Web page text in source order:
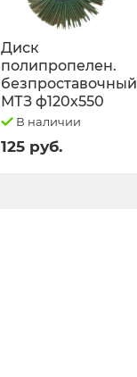
Диск
полипропелен.
безпроставочный
МТЗ ф120х550
В наличии
125 руб.